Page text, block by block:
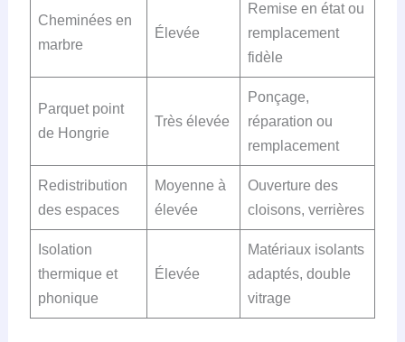
Cheminées en
marbre
Élevée
Remise en état ou
remplacement
fidèle
Parquet point
de Hongrie
Très élevée
Ponçage,
réparation ou
remplacement
Redistribution
des espaces
Moyenne à
élevée
Ouverture des
cloisons, verrières
Isolation
thermique et
phonique
Élevée
Matériaux isolants
adaptés, double
vitrage